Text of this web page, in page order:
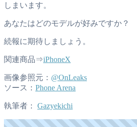
しまいます。
あなたはどのモデルが好みですか？
続報に期待しましょう。
関連商品⇒iPhoneX
画像参照元： @OnLeaks
ソース： Phone Arena
執筆者： Gazyekichi